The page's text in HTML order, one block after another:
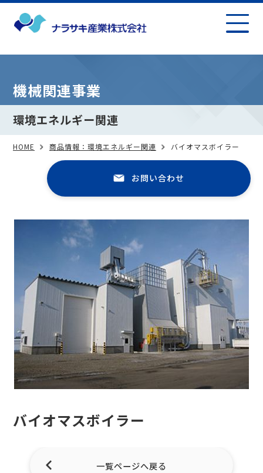
機械関連事業
環境エネルギー関連
HOME 商品情報：環境エネルギー関連 バイオマスボイラー
お問い合わせ
バイオマスボイラー
一覧ページへ戻る